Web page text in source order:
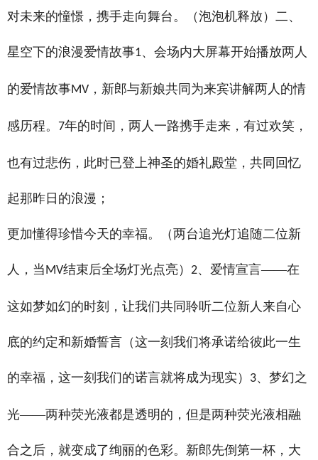
对未来的憧憬，携手走向舞台。（泡泡机释放）二、
星空下的浪漫爱情故事1、会场内大屏幕开始播放两人
的爱情故事MV ，新郎与新娘共同为来宾讲解两人的情
感历程。 7年的时间，两人一路携手走来，有过欢笑，
也有过悲伤，此时已登上神圣的婚礼殿堂，共同回忆
起那昨日的浪漫；
更加懂得珍惜今天的幸福。（两台追光灯追随二位新
人，当MV结束后全场灯光点亮） 2、爱情宣言——在
这如梦如幻的时刻，让我们共同聆听二位新人来自心
底的约定和新婚誓言（这一刻我们将承诺给彼此一生
的幸福，这一刻我们的诺言就将成为现实） 3、梦幻之
光——两种荧光液都是透明的，但是两种荧光液相融
合之后，就变成了绚丽的色彩。新郎先倒第一杯，大